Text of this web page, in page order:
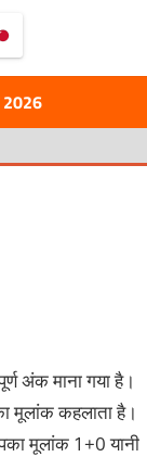
अंक माना गया है।
मूलांक कहलाता है।
मूलांक 1+0 यानी